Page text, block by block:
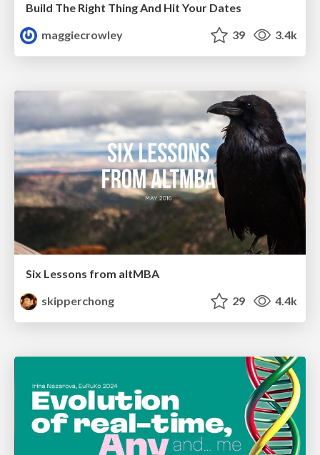
Build The Right Thing And Hit Your Dates
maggiecrowley
39 3.4k
Six Lessons from altMBA
skipperchong
29 4.4k